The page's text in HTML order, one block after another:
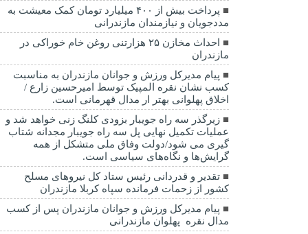
پرداخت بیش از ۴۰۰ میلیارد تومان کمک معیشت به
مددجویان و نیازمندان مازندرانی
احداث مخازن ۲۵ هزارتنی روغن خام خوراکی در
مازندران
پیام مدیرکل ورزش و جوانان مازندران به مناسبت
کسب نشان نقره المپیک توسط امیرحسین زارع /
اخلاق پهلوانی بهتر ار مدال قهرمانی است.
زیرگذر سه راه جویبار بزودی کلنگ زنی خواهد شد و
عملیات تکمیل نهایی پل سه راه جویبار مجدانه شتاب
گیری می شود/دولت وفاق ملی متشکل از همه
گرایش‌ها و نگاه‌های سیاسی است.
تقدیر و قدردانی رئیس ستاد کل نیرو‌های مسلح
کشور از زحمات فرمانده سپاه کربلا مازندران
پیام مدیرکل ورزش و جوانان مازندران پس از کسب
مدال نقره پهلوان مازندرانی